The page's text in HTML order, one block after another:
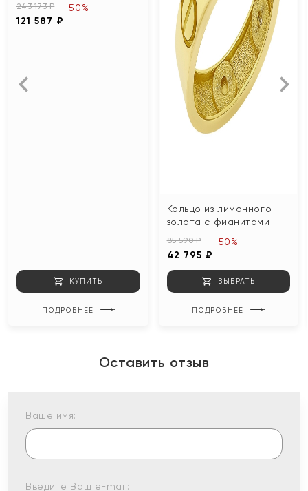
243 173 ₽
121 587 ₽
-50%
КУПИТЬ
ПОДРОБНЕЕ
Кольцо из лимонного
золота с фианитами
85 590 ₽
42 795 ₽
-50%
ВЫБРАТЬ
ПОДРОБНЕЕ
Оставить отзыв
Ваше имя:
Введите Ваш e-mail: